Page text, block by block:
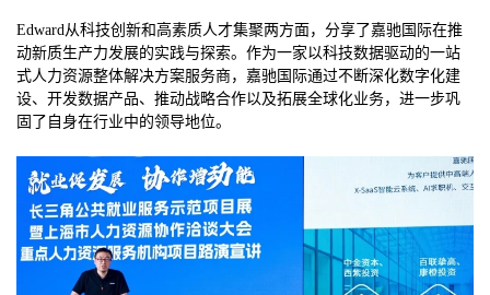
Edward从科技创新和高素质人才集聚两方面，分享了嘉驰国际在推
动新质生产力发展的实践与探索。作为一家以科技数据驱动的一站
式人力资源整体解决方案服务商，嘉驰国际通过不断深化数字化建
设、开发数据产品、推动战略合作以及拓展全球化业务，进一步巩
固了自身在行业中的领导地位。